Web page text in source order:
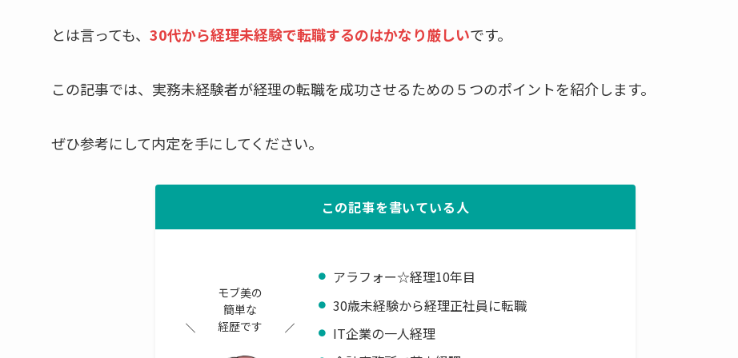
とは言っても、 30代から経理未経験で転職するのはかなり厳しいです。
この記事では、実務未経験者が経理の転職を成功させるための５つのポイントを紹介します。
ぜひ参考にして内定を手にしてください。
この記事を書いている人
アラフォー☆経理10年目
30歳未経験から経理正社員に転職
IT企業の一人経理
モブ美の
簡単な
経歴です